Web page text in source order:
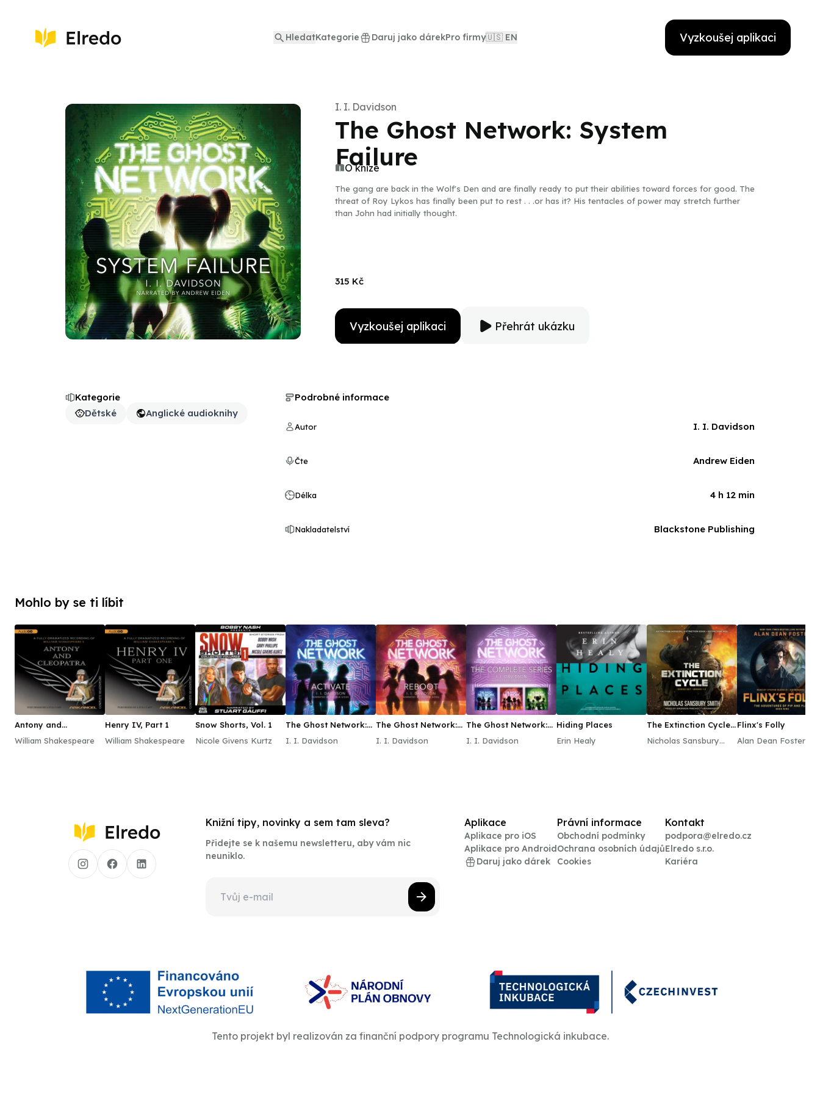
HledatKategorie Daruj jako dárekPro firmy🇺🇸 EN Vyzkoušej aplikaci
I. I. Davidson
The Ghost Network: System
Failure
O knize
The gang are back in the Wolf's Den and are finally ready to put their abilities toward forces for good. The
threat of Roy Lykos has finally been put to rest . . .or has it? His tentacles of power may stretch further
than John had initially thought.
315 Kč
Vyzkoušej aplikaci Přehrát ukázku
Kategorie
Dětské
Anglické audioknihy
Podrobné informace
Autor I. I. Davidson
Čte Andrew Eiden
Délka 4 h 12 min
Nakladatelství Blackstone Publishing
Mohlo by se ti líbit
Antony and
William Shakespeare
Henry IV, Part 1
William Shakespeare
Snow Shorts, Vol. 1
Nicole Givens Kurtz
The Ghost Network:
I. I. Davidson
The Ghost Network:
I. I. Davidson
The Ghost Network:
I. I. Davidson
Hiding Places
Erin Healy
The Extinction Cycle
Nicholas Sansbury
Flinx's Folly
Alan Dean Foster
Knižní tipy, novinky a sem tam sleva?
Přidejte se k našemu newsletteru, aby vám nic
neuniklo.
Aplikace
Aplikace pro iOS
Aplikace pro Android
Daruj jako dárek
Právní informace
Obchodní podmínky
Ochrana osobních údajů
Cookies
Kontakt
podpora@elredo.cz
Elredo s.r.o.
Kariéra
Tento projekt byl realizován za finanční podpory programu Technologická inkubace.